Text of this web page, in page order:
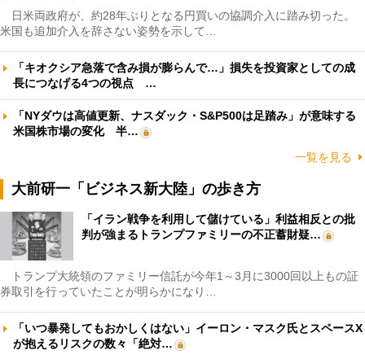
日米両政府が、約28年ぶりとなる円買いの協調介入に踏み切った。
米国も追加介入を辞さない姿勢を示して…
「キオクシア急落で含み損が膨らんで…」損失を投資家としての成
長につなげる4つの視点 …
「NYダウは高値更新、ナスダック・S&P500は足踏み」が意味する
米国株市場の変化 半…
一覧を見る
大前研一「ビジネス新大陸」の歩き方
「イラン戦争を利用して儲けている」利益相反との批
判が強まるトランプファミリーの不正蓄財疑…
トランプ大統領のファミリー信託が今年1～3月に3000回以上もの証
券取引を行っていたことが明らかになり…
「いつ暴発してもおかしくはない」イーロン・マスク氏とスペースX
が抱えるリスクの数々「絶対…